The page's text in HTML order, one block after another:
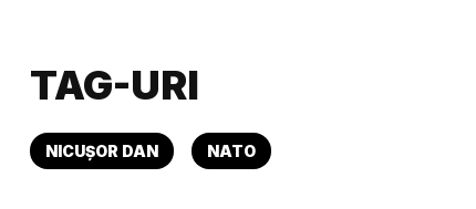
TAG-URI
NICUȘOR DAN NATO